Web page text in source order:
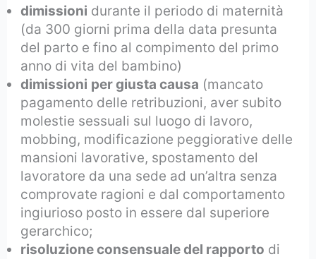
dimissioni durante il periodo di maternità
(da 300 giorni prima della data presunta
del parto e fino al compimento del primo
anno di vita del bambino)
dimissioni per giusta causa (mancato
pagamento delle retribuzioni, aver subito
molestie sessuali sul luogo di lavoro,
mobbing, modificazione peggiorative delle
mansioni lavorative, spostamento del
lavoratore da una sede ad un’altra senza
comprovate ragioni e dal comportamento
ingiurioso posto in essere dal superiore
gerarchico;
risoluzione consensuale del rapporto di